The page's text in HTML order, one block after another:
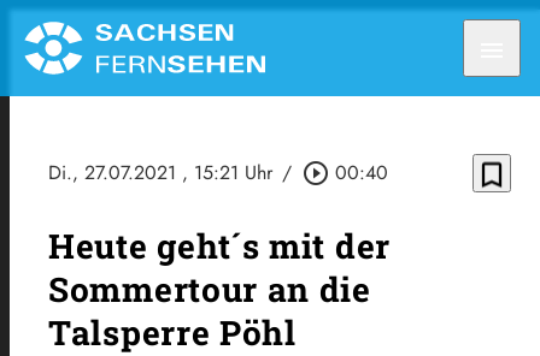
Di., 27.07.2021 , 15:21 Uhr / play_circle_outline 00:40 bookmark_border
Heute geht´s mit der
Sommertour an die
Talsperre Pöhl